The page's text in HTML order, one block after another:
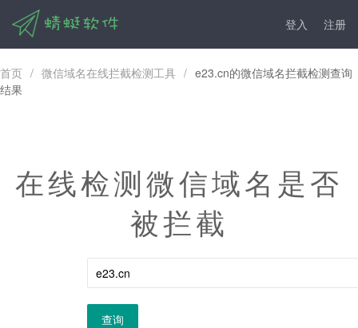
登入 注册
首页 / 微信域名在线拦截检测工具 / e23.cn的微信域名拦截检测查询
结果
在线检测微信域名是否
被拦截
查询